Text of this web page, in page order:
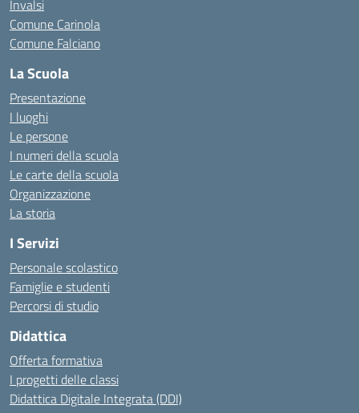
Invalsi
Comune Carinola
Comune Falciano
La Scuola
Presentazione
I luoghi
Le persone
I numeri della scuola
Le carte della scuola
Organizzazione
La storia
I Servizi
Personale scolastico
Famiglie e studenti
Percorsi di studio
Didattica
Offerta formativa
I progetti delle classi
Didattica Digitale Integrata (DDI)